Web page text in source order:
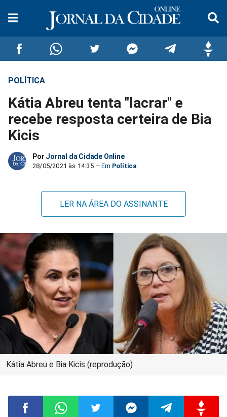
Compartilhar
no
Facebook
Compartilhar
no
Whatsapp
no
no
no
no
POLÍTICA
Kátia Abreu tenta "lacrar" e
recebe resposta certeira de Bia
Kicis
Por Jornal da Cidade Online
28/05/2021 às 14:35 Política
LER NA ÁREA DO ASSINANTE
Kátia Abreu e Bia Kicis (reprodução)